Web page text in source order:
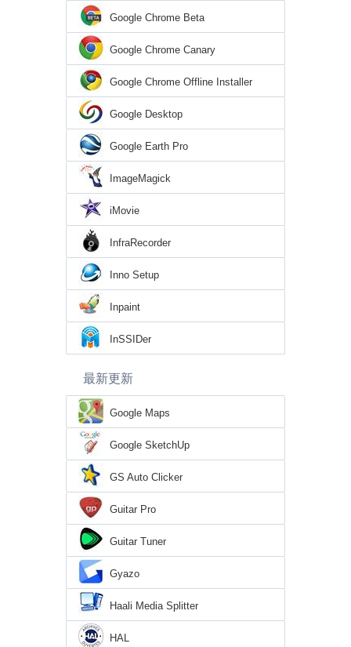
Google Chrome Beta
Google Chrome Canary
Google Chrome Offline Installer
Google Desktop
Google Earth Pro
ImageMagick
iMovie
InfraRecorder
Inno Setup
Inpaint
InSSIDer
最新更新
Google Maps
Google SketchUp
GS Auto Clicker
Guitar Pro
Guitar Tuner
Gyazo
Haali Media Splitter
HAL